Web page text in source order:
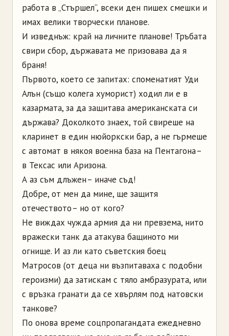
работа в „Стършел“, всеки ден пишех смешки и
имах велики творчески планове.
И изведнъж: край на личните планове! Тръбата
свири сбор, държавата ме призовава да я
браня!
Първото, което се запитах: споменатият Уди
Алън (също колега хуморист) ходил ли е в
казармата, за да защитава американската си
държава? Доколкото знаех, той свиреше на
кларинет в един нюйоркски бар, а не гърмеше
с автомат в някоя военна база на Пентагона –
в Тексас или Аризона.
А аз съм длъжен – иначе съд!
Добре, от мен да мине, ще защитя
отечеството – но от кого?
Не виждах чужда армия да ни превзема, нито
вражески танк да атакува бащиното ми
огнище. И аз ли като съветския боец
Матросов (от деца ни възпитаваха с подобни
героизми) да затискам с тяло амбразурата, или
с връзка гранати да се хвърлям под натовски
танкове?
По онова време соцпропагандата ежедневно